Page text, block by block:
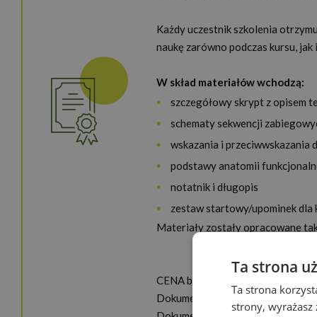
Każdy uczestnik szkolenia
naukę zarówno podczas kursu,
W skład materiałów wchodzą:
szczegółowy skrypt z opisem
schematy sekwencji
wskazania i przeciwwskazania
podstawy anatomii
notatnik i długopis
zestaw startowy/upominek dla
Materiały zostały opracowane
CENA brutto: 2 100,- zł
Dokumenty po ukończeniu kursu:
Ta strona
Ta strona
strony, wyrażasz